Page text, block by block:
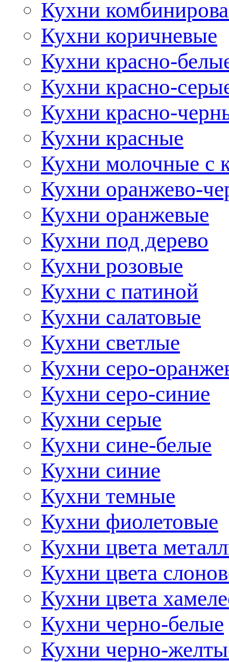
Кухни
Кухни коричневые
Кухни красно-
Кухни красно-
Кухни красно-
Кухни красные
Кухни молочные с
Кухни оранжево-
Кухни оранжевые
Кухни под дерево
Кухни розовые
Кухни с патиной
Кухни салатовые
Кухни светлые
Кухни серо-
Кухни серо-синие
Кухни серые
Кухни сине-белые
Кухни синие
Кухни темные
Кухни фиолетовые
Кухни цвета
Кухни цвета
Кухни цвета
Кухни черно-белые
Кухни черно-